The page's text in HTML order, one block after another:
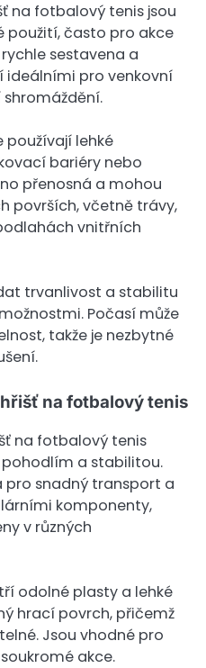
na fotbalový tenis jsou
použití, často pro akce
sestavena a
ideálními pro venkovní
lehké
bariéry nebo
přenosná a mohou
površích, včetně trávy,
vnitřních
trvanlivost a stabilitu
Počasí může
takže je nezbytné
na fotbalový tenis
na fotbalový tenis
a stabilitou.
pro snadný transport a
komponenty,
v různých
odolné plasty a lehké
hrací povrch, přičemž
Jsou vhodné pro
akce.